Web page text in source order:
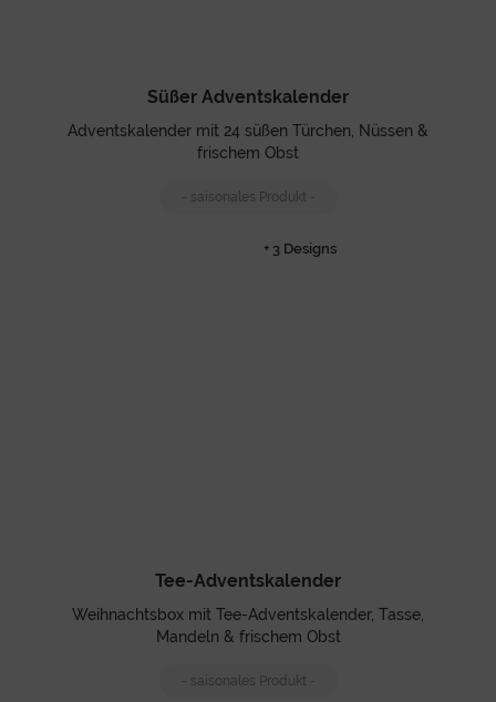
Süßer Adventskalender
Adventskalender mit 24 süßen Türchen, Nüssen &
frischem Obst
- saisonales Produkt -
+ 3 Designs
Tee-Adventskalender
Weihnachtsbox mit Tee-Adventskalender, Tasse,
Mandeln & frischem Obst
- saisonales Produkt -